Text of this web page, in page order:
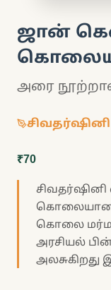
ஜான்
அரை
சிவதர்ஷினி
₹70
கொலை
அரசியல்
அலசுகிறது